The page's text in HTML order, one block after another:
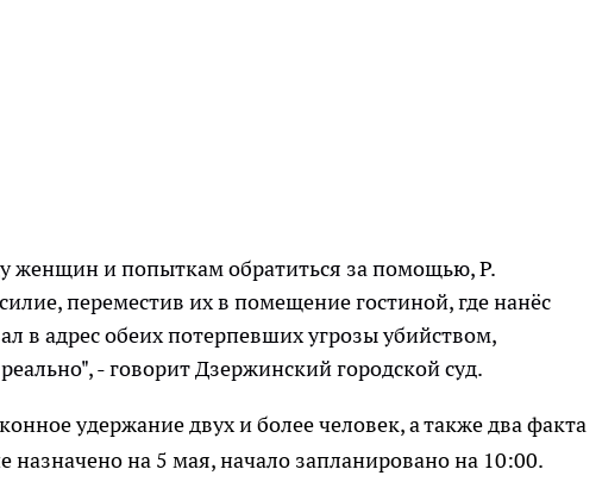
женщин и попыткам обратиться за помощью, Р.
переместив их в помещение гостиной, где нанёс
в адрес обеих потерпевших угрозы убийством,
- говорит Дзержинский городской суд.
удержание двух и более человек, а также два факта
назначено на 5 мая, начало запланировано на 10:00.